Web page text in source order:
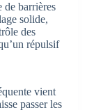
de barrières
solide,
des
répulsif
vient
passer les